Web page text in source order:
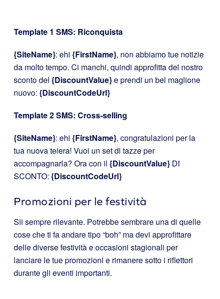
Template 1 SMS: Riconquista
{SiteName}: ehi {FirstName}, non abbiamo tue notizie
da molto tempo. Ci manchi, quindi approfitta del nostro
sconto del {DiscountValue}e prendi un bel maglione
nuovo: {DiscountCodeUrl}
Template 2 SMS: Cross-selling
{SiteName}: ehi {FirstName}, congratulazioni per la
tua nuova teiera! Vuoi un set di tazze per
accompagnarla? Ora con il {DiscountValue} DI
SCONTO: {DiscountCodeUrl}
Promozioni per le festività
Sii sempre rilevante. Potrebbe sembrare una di quelle
cose che ti fa andare tipo “boh” ma devi approfittare
delle diverse festività e occasioni stagionali per
lanciare le tue promozioni e rimanere sotto i riflettori
durante gli eventi importanti.